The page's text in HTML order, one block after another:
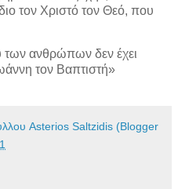
τον Χριστό τον Θεό, που
των ανθρώπων δεν έχει
τον Βαπτιστή»
Asterios Saltzidis (Blogger